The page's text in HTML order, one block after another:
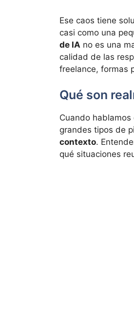
Ese caos tiene
casi como una
de IA no es una
calidad de las
freelance, formas
Qué son
Cuando
grandes tipos de
contexto.
qué situaciones